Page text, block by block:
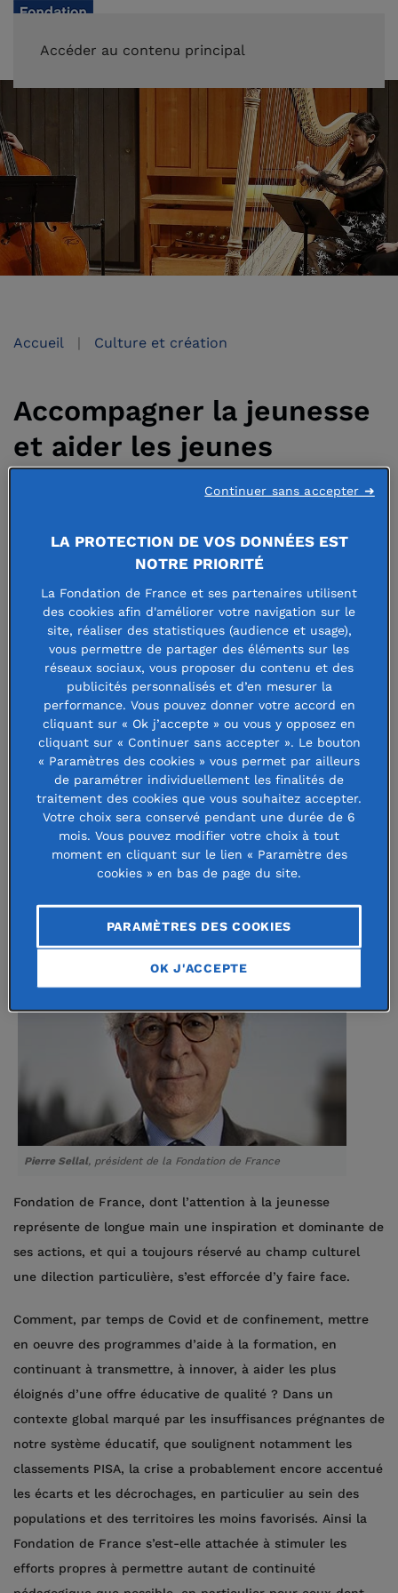
Accéder au contenu principal
Accueil Culture et création
Accompagner la jeunesse
et aider les jeunes
23 juin 2021
En limitant drastiquement, depuis
plus d’un an, mobilité, déplacements,
rencontres, échanges et contacts, la
crise sanitaire et les mesures prises
pour la juguler ont particulièrement
pesé sur les populations les plus
spontanément extraverties – la
jeunesse –, et éprouvé les secteurs
collectives – la culture.
Pierre Sellal, président de la Fondation de France
Fondation de France, dont l’attention à la jeunesse
représente de longue main une inspiration et dominante de
ses actions, et qui a toujours réservé au champ culturel
une dilection particulière, s’est efforcée d’y faire face.
Comment, par temps de Covid et de confinement, mettre
en oeuvre des programmes d’aide à la formation, en
continuant à transmettre, à innover, à aider les plus
éloignés d’une offre éducative de qualité ? Dans un
contexte global marqué par les insuffisances prégnantes de
notre système éducatif, que soulignent notamment les
classements PISA, la crise a probablement encore accentué
les écarts et les décrochages, en particulier au sein des
populations et des territoires les moins favorisés. Ainsi la
Fondation de France s’est-elle attachée à stimuler les
efforts propres à permettre autant de continuité
LA PROTECTION DE VOS DONNÉES EST
NOTRE PRIORITÉ
La Fondation de France et ses partenaires utilisent
des cookies afin d'améliorer votre navigation sur le
site, réaliser des statistiques (audience et usage),
vous permettre de partager des éléments sur les
réseaux sociaux, vous proposer du contenu et des
publicités personnalisés et d’en mesurer la
performance. Vous pouvez donner votre accord en
cliquant sur « Ok j’accepte » ou vous y opposez en
cliquant sur « Continuer sans accepter ». Le bouton
« Paramètres des cookies » vous permet par ailleurs
de paramétrer individuellement les finalités de
traitement des cookies que vous souhaitez accepter.
Votre choix sera conservé pendant une durée de 6
mois. Vous pouvez modifier votre choix à tout
moment en cliquant sur le lien « Paramètre des
cookies » en bas de page du site.
PARAMÈTRES DES COOKIES
OK J'ACCEPTE
Continuer sans accepter ➜